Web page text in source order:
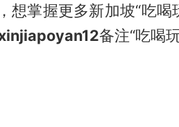
想掌握更多新加坡“吃喝
备注“吃喝